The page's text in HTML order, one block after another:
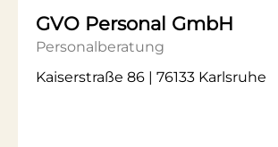
GVO Personal GmbH
Personalberatung
Kaiserstraße 86 | 76133 Karlsruhe